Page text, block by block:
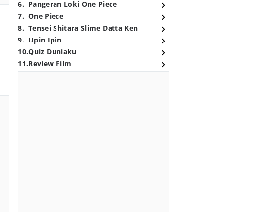
6. Pangeran Loki One Piece
7. One Piece
8. Tensei Shitara Slime Datta Ken
9. Upin Ipin
10.Quiz Duniaku
11.Review Film